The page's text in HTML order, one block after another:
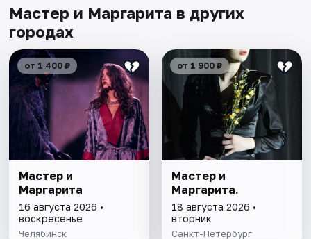
Мастер и Маргарита в других
городах
от 1 400 ₽
Мастер и
Маргарита
16 августа 2026 •
воскресенье
Челябинск
от 1 900 ₽
Мастер и
Маргарита.
18 августа 2026 •
вторник
Санкт-Петербург